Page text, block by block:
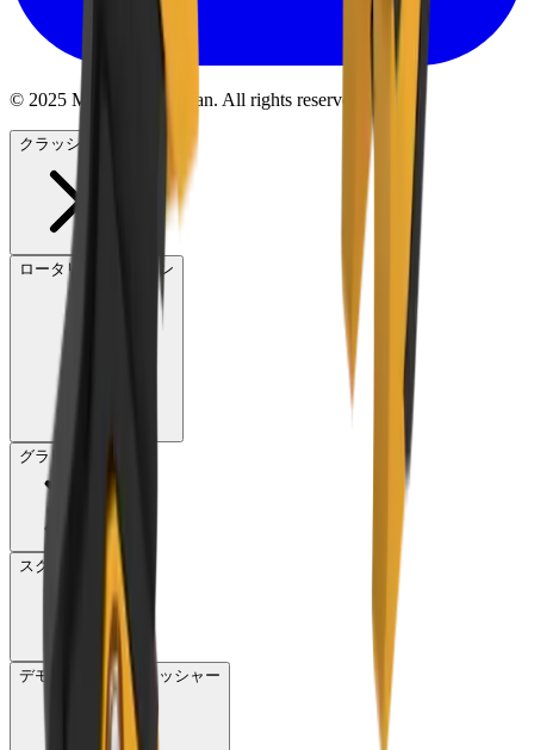
© 2025 MB Crusher Japan. All rights reserved.
クラッシャー
ロータリースクリーン
グラップル
スクリーン
デモリッションクラッシャー